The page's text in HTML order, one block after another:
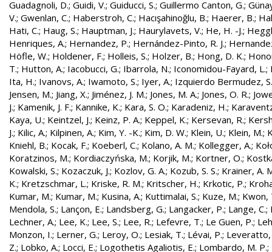
Guadagnoli, D.; Guidi, V.; Guiducci, S.; Guillermo Canton, G.;
V.; Gwenlan, C.; Haberstroh, C.; Hacışahinoğlu, B.; Haerer, B.;
Hati, C.; Haug, S.; Hauptman, J.; Haurylavets, V.; He, H. -J.;
Henriques, A.; Hernandez, P.; Hernández-Pinto, R. J.;
Höfle, W.; Holdener, F.; Holleis, S.; Holzer, B.; Hong, D. K.;
T.; Hutton, A.; Iacobucci, G.; Ibarrola, N.; Iconomidou-Fayard, L.;
Ita, H.; Ivanovs, A.; Iwamoto, S.; Iyer, A.; Izquierdo Bermudez, S.
Jensen, M.; Jiang, X.; Jiménez, J. M.; Jones, M. A.; Jones, O. R.;
J.; Kamenik, J. F.; Kannike, K.; Kara, S. O.; Karadeniz, H.;
Kaya, U.; Keintzel, J.; Keinz, P. A.; Keppel, K.; Kersevan, R.;
J.; Kilic, A.; Kilpinen, A.; Kim, Y. -K.; Kim, D. W.; Klein, U.; Klein, M.;
Kniehl, B.; Kocak, F.; Koeberl, C.; Kolano, A. M.; Kollegger, A.;
Koratzinos, M.; Kordiaczyńska, M.; Korjik, M.; Kortner, O.;
Kowalski, S.; Kozaczuk, J.; Kozlov, G. A.; Kozub, S. S.; Krainer, A.
K.; Kretzschmar, L.; Kriske, R. M.; Kritscher, H.; Krkotic, P.;
Kumar, M.; Kumar, M.; Kusina, A.; Kuttimalai, S.; Kuze, M.; Kwon,
Mendola, S.; Lançon, E.; Landsberg, G.; Langacker, P.; Lange, C.;
Lechner, A.; Lee, K.; Lee, S.; Lee, R.; Lefevre, T.; Le Guen, P.;
Monzon, I.; Lerner, G.; Leroy, O.; Lesiak, T.; Lévai, P.; Leveratto,
Z.; Lobko, A.; Locci, E.; Logothetis Agaliotis, E.; Lombardo, M. P.;